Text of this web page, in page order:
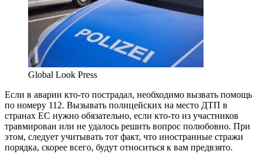
Global Look Press
Если в аварии кто-то пострадал, необходимо вызвать помощь
по номеру 112. Вызывать полицейских на место ДТП в
странах ЕС нужно обязательно, если кто-то из участников
травмирован или не удалось решить вопрос полюбовно. При
этом, следует учитывать тот факт, что иностранные стражи
порядка, скорее всего, будут относиться к вам предвзято.